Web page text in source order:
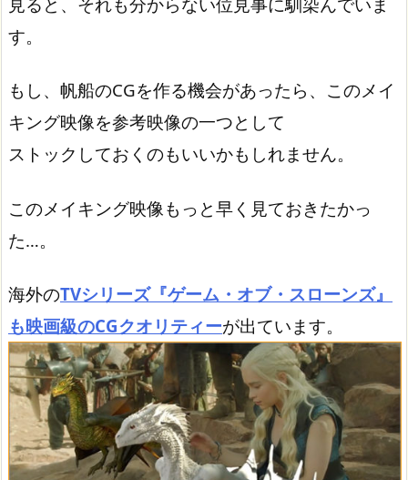
す。
もし、帆船のCGを作る機会があったら、このメイ
キング映像を参考映像の一つとして
ストックしておくのもいいかもしれません。
このメイキング映像もっと早く見ておきたかっ
た…。
海外のTVシリーズ『ゲーム・オブ・スローンズ』
も映画級のCGクオリティーが出ています。